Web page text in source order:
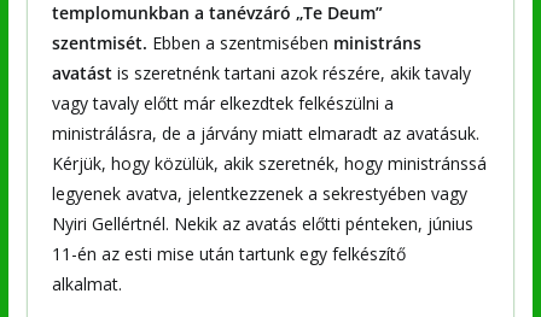
templomunkban a tanévzáró „Te Deum”
szentmisét. Ebben a szentmisében ministráns
avatástis szeretnénk tartani azok részére, akik tavaly
vagy tavaly előtt már elkezdtek felkészülni a
ministrálásra, de a járvány miatt elmaradt az avatásuk.
Kérjük, hogy közülük, akik szeretnék, hogy ministránssá
legyenek avatva, jelentkezzenek a sekrestyében vagy
Nyiri Gellértnél. Nekik az avatás előtti pénteken, június
11-én az esti mise után tartunk egy felkészítő
alkalmat.